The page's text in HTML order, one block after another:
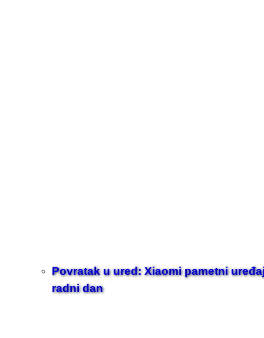
Povratak u ured: Xiaomi pametni
radni dan